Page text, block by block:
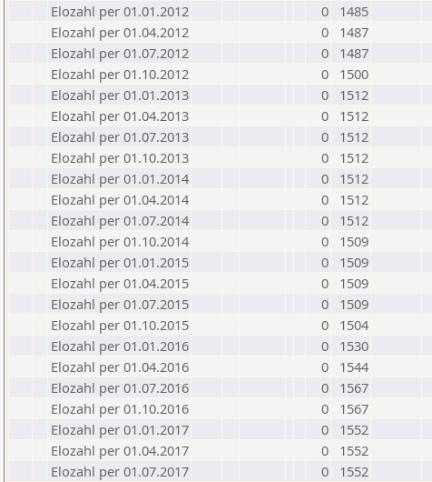
Elozahl per 01.01.2012
0
1485
Elozahl per 01.04.2012
0
1487
Elozahl per 01.07.2012
0
1487
Elozahl per 01.10.2012
0
1500
Elozahl per 01.01.2013
0
1512
Elozahl per 01.04.2013
0
1512
Elozahl per 01.07.2013
0
1512
Elozahl per 01.10.2013
0
1512
Elozahl per 01.01.2014
0
1512
Elozahl per 01.04.2014
0
1512
Elozahl per 01.07.2014
0
1512
Elozahl per 01.10.2014
0
1509
Elozahl per 01.01.2015
0
1509
Elozahl per 01.04.2015
0
1509
Elozahl per 01.07.2015
0
1509
Elozahl per 01.10.2015
0
1504
Elozahl per 01.01.2016
0
1530
Elozahl per 01.04.2016
0
1544
Elozahl per 01.07.2016
0
1567
Elozahl per 01.10.2016
0
1567
Elozahl per 01.01.2017
0
1552
Elozahl per 01.04.2017
0
1552
Elozahl per 01.07.2017
0
1552